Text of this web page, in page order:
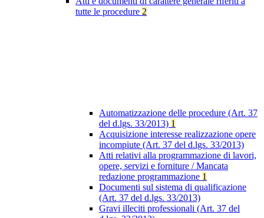
tutte le procedure 2
Automatizzazione delle procedure (Art. 37
del d.lgs. 33/2013) 1
Acquisizione interesse realizzazione opere
incompiute (Art. 37 del d.lgs. 33/2013)
Atti relativi alla programmazione di lavori,
opere, servizi e forniture / Mancata
redazione programmazione 1
Documenti sul sistema di qualificazione
(Art. 37 del d.lgs. 33/2013)
Gravi illeciti professionali (Art. 37 del